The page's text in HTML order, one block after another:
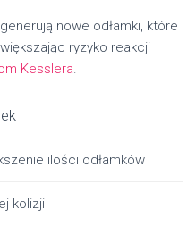
nowe odłamki, które
ryzyko reakcji
Kesslera.
ilości odłamków
kolizji